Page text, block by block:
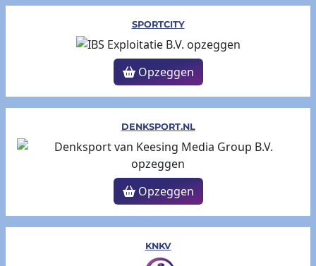
SPORTCITY
Opzeggen
DENKSPORT.NL
Opzeggen
KNKV